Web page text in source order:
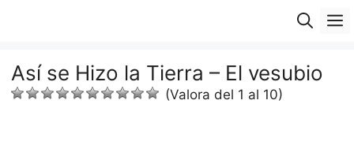
Así se Hizo la Tierra – El vesubio
(Valora del 1 al 10)